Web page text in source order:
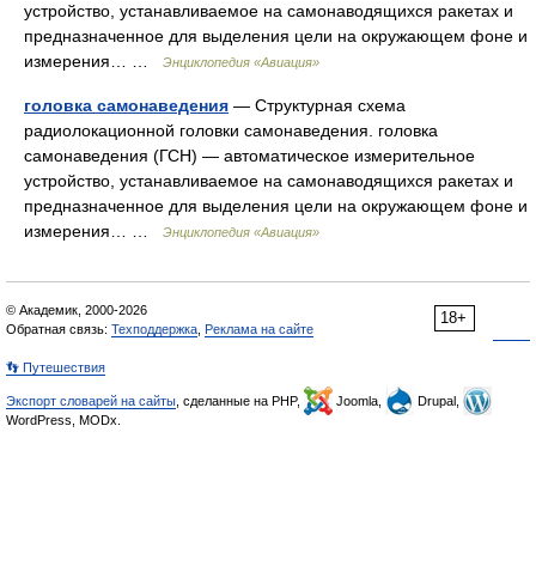
устройство, устанавливаемое на самонаводящихся ракетах и
предназначенное для выделения цели на окружающем фоне и
измерения… …
Энциклопедия «Авиация»
головка самонаведения — Структурная схема
радиолокационной головки самонаведения. головка
самонаведения (ГСН) — автоматическое измерительное
устройство, устанавливаемое на самонаводящихся ракетах и
предназначенное для выделения цели на окружающем фоне и
измерения… …
Энциклопедия «Авиация»
18+
© Академик, 2000-2026
Обратная связь: Техподдержка Реклама на сайте
👣 Путешествия
Экспорт словарей на сайты , сделанные на PHP, Joomla,
Drupal,
WordPress, MODx.